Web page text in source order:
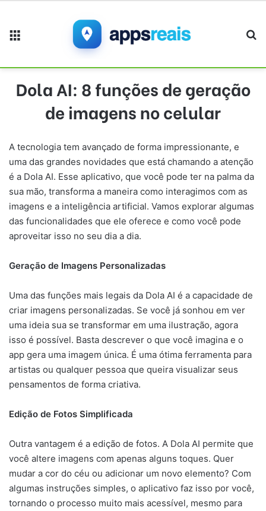
Dola AI: 8 funções de geração
de imagens no celular
A tecnologia tem avançado de forma impressionante, e
uma das grandes novidades que está chamando a atenção
é a Dola AI. Esse aplicativo, que você pode ter na palma da
sua mão, transforma a maneira como interagimos com as
imagens e a inteligência artificial. Vamos explorar algumas
das funcionalidades que ele oferece e como você pode
aproveitar isso no seu dia a dia.
Geração de Imagens Personalizadas
Uma das funções mais legais da Dola AI é a capacidade de
criar imagens personalizadas. Se você já sonhou em ver
uma ideia sua se transformar em uma ilustração, agora
isso é possível. Basta descrever o que você imagina e o
app gera uma imagem única. É uma ótima ferramenta para
artistas ou qualquer pessoa que queira visualizar seus
pensamentos de forma criativa.
Edição de Fotos Simplificada
Outra vantagem é a edição de fotos. A Dola AI permite que
você altere imagens com apenas alguns toques. Quer
mudar a cor do céu ou adicionar um novo elemento? Com
algumas instruções simples, o aplicativo faz isso por você,
tornando o processo muito mais acessível, mesmo para